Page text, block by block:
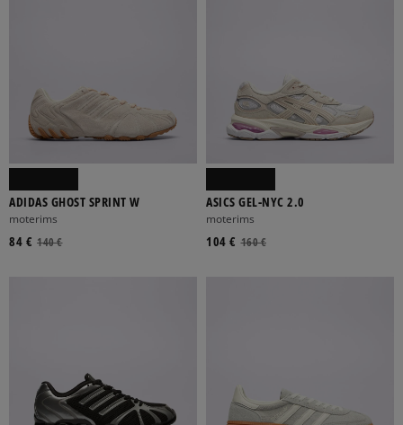
ADIDAS GHOST SPRINT W
moterims
140 €
84 €
ASICS GEL-NYC 2.0
moterims
160 €
104 €